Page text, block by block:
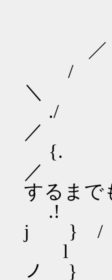
...
.
/
＼
{.
／
するまで
j } /
l
ノ }